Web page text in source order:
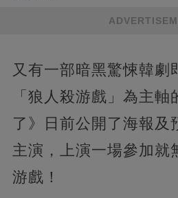
又有一部暗黑驚悚韓劇
「狼人殺游戲」為主軸
了》日前公開了海報及
主演，上演一場參加就
游戲！